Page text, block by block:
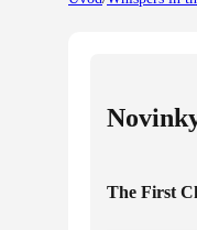
The First